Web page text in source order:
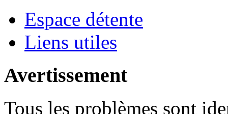
Espace détente
Liens utiles
Avertissement
Tous les problèmes sont